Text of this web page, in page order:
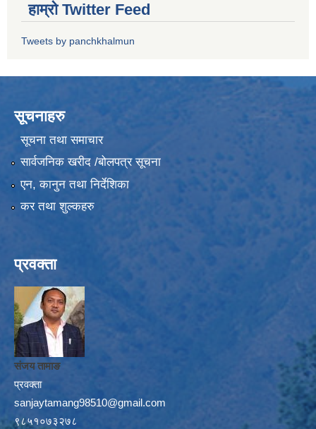
हाम्रो Twitter Feed
Tweets by panchkhalmun
सूचनाहरु
सूचना तथा समाचार
सार्वजनिक खरीद /बोलपत्र सूचना
एन, कानुन तथा निर्देशिका
कर तथा शुल्कहरु
प्रवक्ता
संजय तामाङ
प्रवक्ता
sanjaytamang98510@gmail.com
९८५१०७३२७८